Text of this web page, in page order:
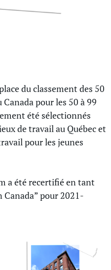
du classement des 50
pour les 50 à 99
été sélectionnés
de travail au Québec et
pour les jeunes
a été recertifié en tant
Canada” pour 2021-